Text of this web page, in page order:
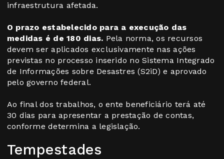
infraestrutura afetada.
O prazo estabelecido para a execução das
medidas é de 180 dias. Pela norma, os recursos
devem ser aplicados exclusivamente nas ações
previstas no processo inserido no Sistema Integrado
de Informações sobre Desastres (S2iD) e aprovado
pelo governo federal.
Ao final dos trabalhos, o ente beneficiário terá até
30 dias para apresentar a prestação de contas,
conforme determina a legislação.
Tempestades